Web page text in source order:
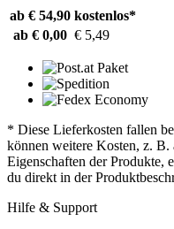
ab € 54,90 kostenlos*
ab € 0,00 € 5,49
* Diese Lieferkosten fallen
können weitere Kosten, z.
Eigenschaften der Produkte,
du direkt in der
Hilfe & Support